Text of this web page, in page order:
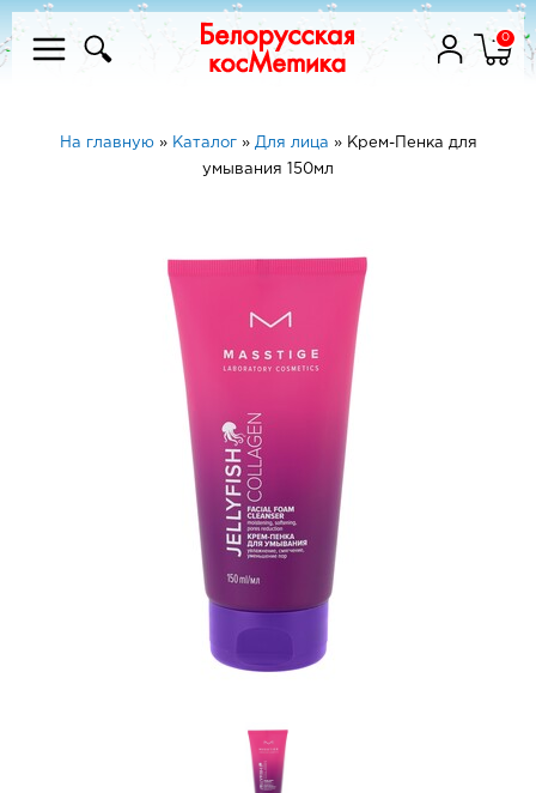
0
На главную» Каталог» Для лица » Крем-Пенка для
умывания 150мл